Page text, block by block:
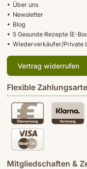
Über uns
Newsletter
Blog
5 Gesunde Rezepte (E-
Wiederverkäufer/Private
Vertrag widerrufen
Flexible
Mitgliedschaften &